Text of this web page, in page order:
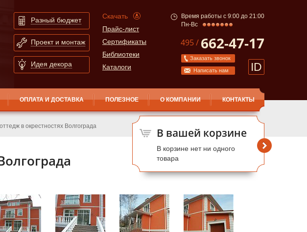
Разный бюджет
Проект и монтаж
Идея декора
Скачать
Прайс-лист
Сертификаты
Библиотеки
Каталоги
Время работы с 9:00 до 21:00
Пн-Вс
495 / 662-47-17
Заказать звонок
Написать нам ID
ОПЛАТА И ДОСТАВКА ПОЛЕЗНОЕ О КОМПАНИИ КОНТАКТЫ
В вашей корзине
В корзине нет ни одного
товара
в окрестностях Волгограда